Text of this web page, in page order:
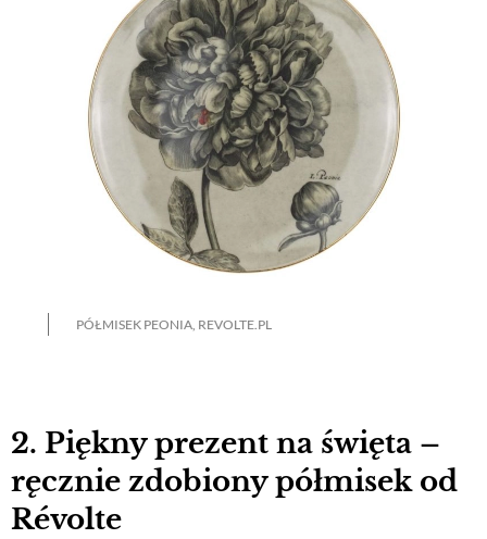
PÓŁMISEK PEONIA, REVOLTE.PL
2. Piękny prezent na święta –
ręcznie zdobiony półmisek od
Révolte